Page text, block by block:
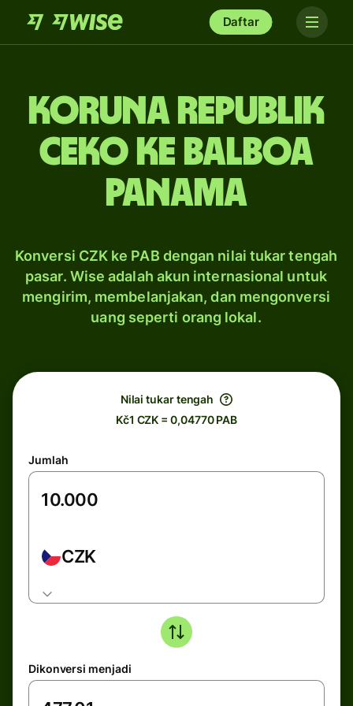
Daftar
koruna Republik
Ceko ke balboa
Panama
Konversi CZK ke PAB dengan nilai tukar tengah
pasar. Wise adalah akun internasional untuk
mengirim, membelanjakan, dan mengonversi
uang seperti orang lokal.
Nilai tukar tengah
Kč1 CZK = 0,04770 PAB
Jumlah
CZK
Dikonversi menjadi